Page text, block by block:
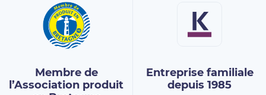
Membre de
l’Association produit
Entreprise familiale
depuis 1985